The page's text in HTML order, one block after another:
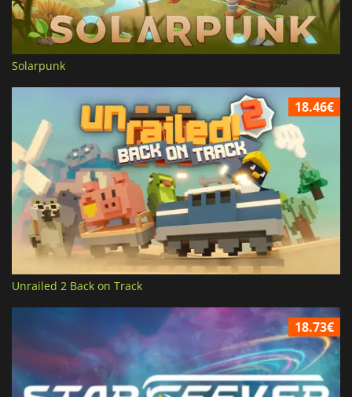
Solarpunk
18.46€
Unrailed 2 Back on Track
18.73€